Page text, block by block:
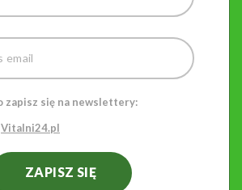
zapisz się na newslettery:
Vitalni24.pl
ZAPISZ SIĘ